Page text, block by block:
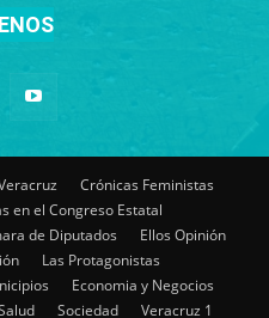
Crónicas Feministas
en el Congreso Estatal
de Diputados
Ellos Opinión
Las Protagonistas
Economia y Negocios
Sociedad Veracruz 1